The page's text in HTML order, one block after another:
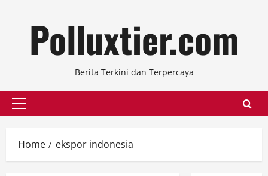
Polluxtier.com
Berita Terkini dan Terpercaya
Primary
Home ekspor indonesia